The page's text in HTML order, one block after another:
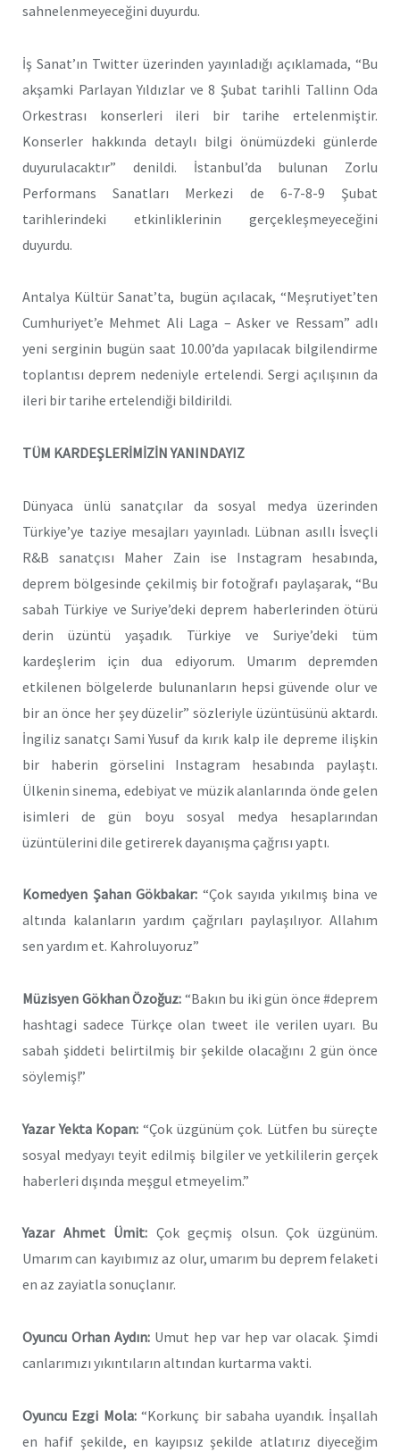
sahnelenmeyeceğini duyurdu.
İş Sanat’ın Twitter üzerinden yayınladığı açıklamada, “Bu
akşamki Parlayan Yıldızlar ve 8 Şubat tarihli Tallinn Oda
Orkestrası konserleri ileri bir tarihe ertelenmiştir.
Konserler hakkında detaylı bilgi önümüzdeki günlerde
duyurulacaktır” denildi. İstanbul’da bulunan Zorlu
Performans Sanatları Merkezi de 6-7-8-9 Şubat
tarihlerindeki etkinliklerinin gerçekleşmeyeceğini
duyurdu.
Antalya Kültür Sanat’ta, bugün açılacak, “Meşrutiyet’ten
Cumhuriyet’e Mehmet Ali Laga – Asker ve Ressam” adlı
yeni serginin bugün saat 10.00’da yapılacak bilgilendirme
toplantısı deprem nedeniyle ertelendi. Sergi açılışının da
ileri bir tarihe ertelendiği bildirildi.
TÜM KARDEŞLERİMİZİN YANINDAYIZ
Dünyaca ünlü sanatçılar da sosyal medya üzerinden
Türkiye’ye taziye mesajları yayınladı. Lübnan asıllı İsveçli
R&B sanatçısı Maher Zain ise Instagram hesabında,
deprem bölgesinde çekilmiş bir fotoğrafı paylaşarak, “Bu
sabah Türkiye ve Suriye’deki deprem haberlerinden ötürü
derin üzüntü yaşadık. Türkiye ve Suriye’deki tüm
kardeşlerim için dua ediyorum. Umarım depremden
etkilenen bölgelerde bulunanların hepsi güvende olur ve
bir an önce her şey düzelir” sözleriyle üzüntüsünü aktardı.
İngiliz sanatçı Sami Yusuf da kırık kalp ile depreme ilişkin
bir haberin görselini Instagram hesabında paylaştı.
Ülkenin sinema, edebiyat ve müzik alanlarında önde gelen
isimleri de gün boyu sosyal medya hesaplarından
üzüntülerini dile getirerek dayanışma çağrısı yaptı.
Komedyen Şahan Gökbakar: “Çok sayıda yıkılmış bina ve
altında kalanların yardım çağrıları paylaşılıyor. Allahım
sen yardım et. Kahroluyoruz”
Müzisyen Gökhan Özoğuz: “Bakın bu iki gün önce #deprem
hashtagi sadece Türkçe olan tweet ile verilen uyarı. Bu
sabah şiddeti belirtilmiş bir şekilde olacağını 2 gün önce
söylemiş!”
Yazar Yekta Kopan: “Çok üzgünüm çok. Lütfen bu süreçte
sosyal medyayı teyit edilmiş bilgiler ve yetkililerin gerçek
haberleri dışında meşgul etmeyelim.”
Yazar Ahmet Ümit: Çok geçmiş olsun. Çok üzgünüm.
Umarım can kayıbımız az olur, umarım bu deprem felaketi
en az zayiatla sonuçlanır.
Oyuncu Orhan Aydın: Umut hep var hep var olacak. Şimdi
canlarımızı yıkıntıların altından kurtarma vakti.
Oyuncu Ezgi Mola:“Korkunç bir sabaha uyandık. İnşallah
en hafif şekilde, en kayıpsız şekilde atlatırız diyeceğim